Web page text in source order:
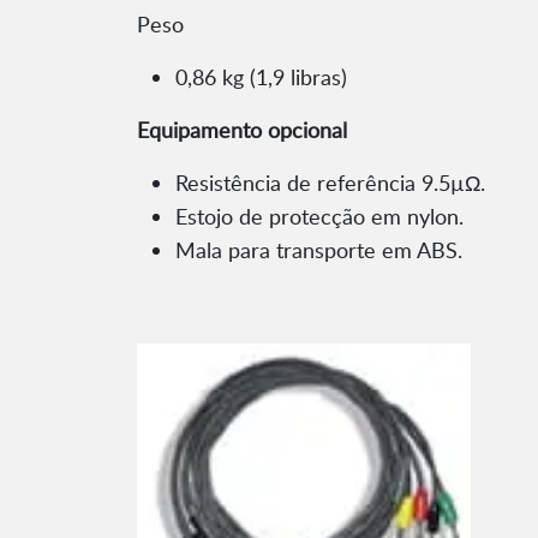
Peso
0,86 kg (1,9 libras)
Equipamento opcional
Resistência de referência 9.5µΩ.
Estojo de protecção em nylon.
Mala para transporte em ABS.